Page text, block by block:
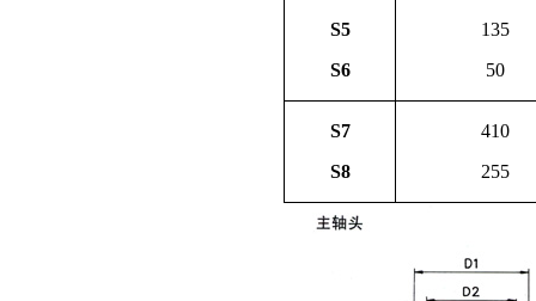
S5
S6
135
50
S7
S8
410
255